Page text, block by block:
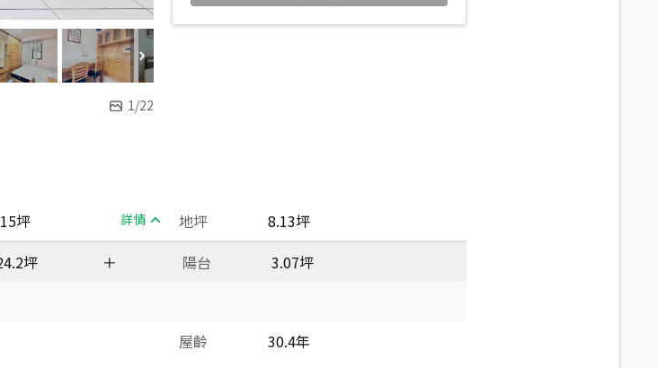
1/22
坪 詳情 地坪
8.13坪
坪 ＋ 陽台
3.07坪
屋齡
30.4年